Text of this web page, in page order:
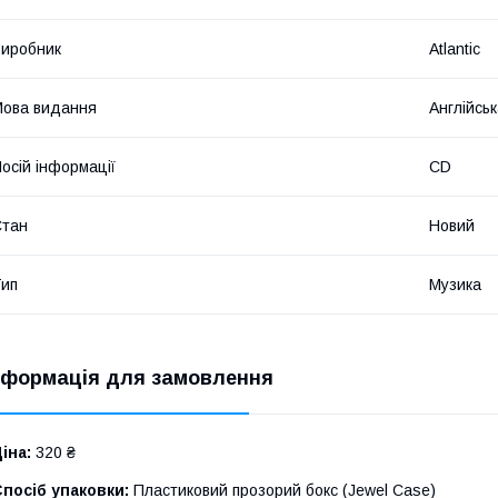
Atlantic
видання
інформації CD
Новий
Музика
для замовлення
320 ₴
упаковки: Пластиковий прозорий бокс (Jewel Case)